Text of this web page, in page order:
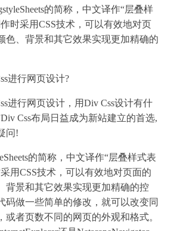
的简称，中文译作“层叠样
时采用CSS技术，可以有效地对页
色、背景和其它效果实现更加精确的
进行网页设计?
进行网页设计，用Div Css设计有什
Css布局日益成为新站建立的首选,
问!
的简称，中文译作“层叠样式表
用CSS技术，可以有效地对页面的
背景和其它效果实现更加精确的控
码做一些简单的修改，就可以改变同
或者页数不同的网页的外观和格式。